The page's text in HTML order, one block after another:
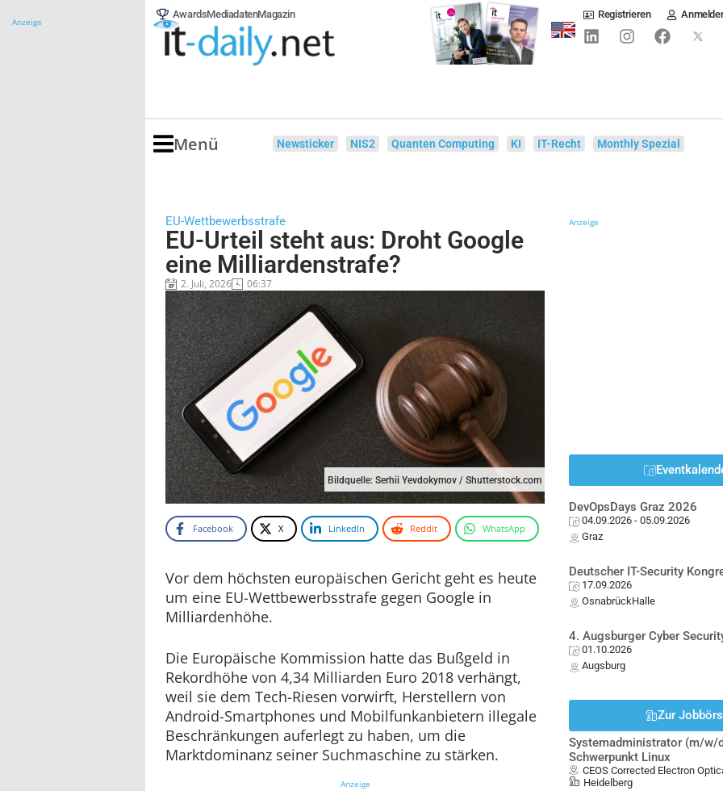
Anzeige
AwardsMediadatenMagazin Registrieren
Menü Newsticker NIS2 Quanten Computing KI IT-Recht Monthly Spezial
EU-Wettbewerbsstrafe
EU-Urteil steht aus: Droht Google
eine Milliardenstrafe?
2. Juli, 2026 06:37
Bildquelle: Serhii Yevdokymov / Shutterstock.com
Facebook X LinkedIn Reddit WhatsApp
Vor dem höchsten europäischen Gericht geht es heute
um eine EU-Wettbewerbsstrafe gegen Google in
Milliardenhöhe.
Die Europäische Kommission hatte das Bußgeld in
Rekordhöhe von 4,34 Milliarden Euro 2018 verhängt,
weil sie dem Tech-Riesen vorwirft, Herstellern von
Android-Smartphones und Mobilfunkanbietern illegale
Beschränkungen auferlegt zu haben, um die
Marktdominanz seiner Suchmaschine zu stärken.
Anzeige
Anzeige
DevOpsDays Graz 2026
04.09.2026 - 05.09.2026
Graz
Deutscher IT-Security
17.09.2026
OsnabrückHalle
4. Augsburger Cyber
01.10.2026
Augsburg
Zur
Systemadministrator (m/w/
Schwerpunkt Linux
CEOS Corrected Electron
Heidelberg